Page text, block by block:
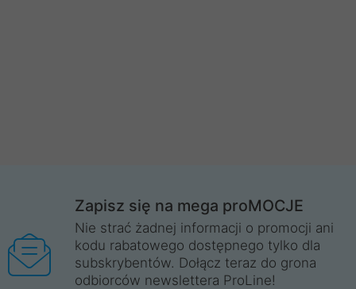
Zapisz się na mega proMOCJE
Nie strać żadnej informacji o promocji ani
kodu rabatowego dostępnego tylko dla
subskrybentów. Dołącz teraz do grona
odbiorców newslettera ProLine!